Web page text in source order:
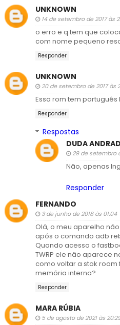
UNKNOWN
14 de setembro de 2017 às
o erro e q tem que
com nome pequeno
Responder
UNKNOWN
20 de setembro de 2017 às
Essa rom tem português
Responder
Respostas
DUDA
29 de setembro
Não, apenas
Responder
FERNANDO
3 de junho de 2018 às 01:04
Olá, o meu aparelho
após o comando adb
Quando acesso o
TWRP ele não aparece
como voltar a stok
memória interna?
Responder
MARA RÚBIA
5 de agosto de 2021 às